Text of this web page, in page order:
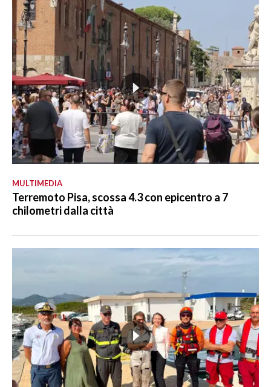
MULTIMEDIA
Terremoto Pisa, scossa 4.3 con epicentro a 7
chilometri dalla città